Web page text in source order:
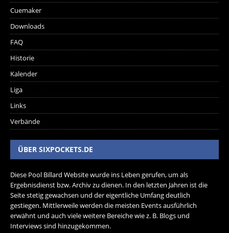
Cuemaker
Downloads
FAQ
Historie
Kalender
Liga
Links
Verbände
ÜBER SIXPOCKETS.DE
Diese Pool Billard Website wurde ins Leben gerufen, um als
Ergebnisdienst bzw. Archiv zu dienen. In den letzten Jahren ist die
Seite stetig gewachsen und der eigentliche Umfang deutlich
gestiegen. Mittlerweile werden die meisten Events ausführlich
erwähnt und auch viele weitere Bereiche wie z. B. Blogs und
Interviews sind hinzugekommen.